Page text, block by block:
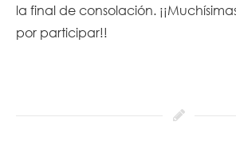
la final de consolación.
por participar!!